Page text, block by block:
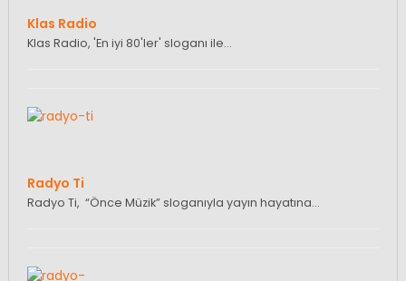
Klas Radio
Klas Radio, 'En iyi 80'ler' sloganı ile…
Radyo Ti
Radyo Ti, “Önce Müzik” sloganıyla yayın hayatına…